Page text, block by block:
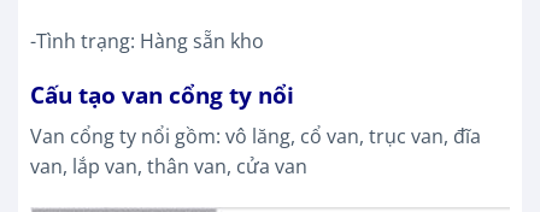
-Tình trạng: Hàng sẵn kho
Cấu tạo van cổng ty nổi
Van cổng ty nổi gồm: vô lăng, cổ van, trục van, đĩa
van, lắp van, thân van, cửa van